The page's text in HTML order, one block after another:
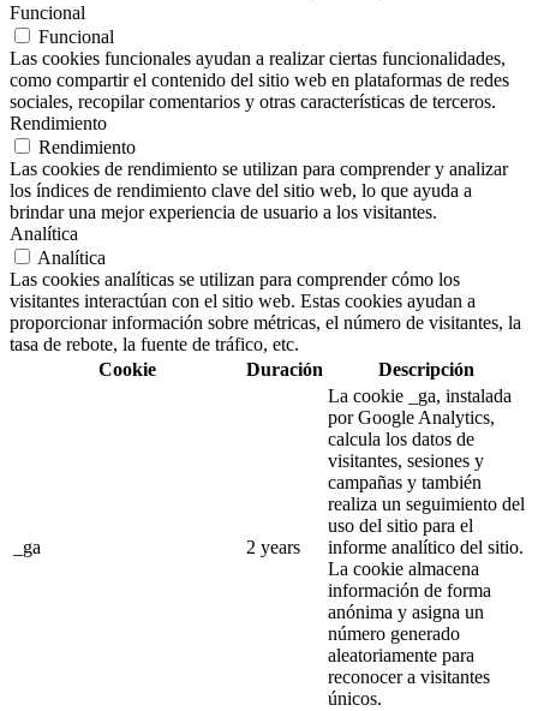
Funcional
Funcional
Las cookies funcionales ayudan a realizar ciertas funcionalidades,
como compartir el contenido del sitio web en plataformas de redes
sociales, recopilar comentarios y otras características de terceros.
Rendimiento
Rendimiento
Las cookies de rendimiento se utilizan para comprender y analizar
los índices de rendimiento clave del sitio web, lo que ayuda a
brindar una mejor experiencia de usuario a los visitantes.
Analítica
Analítica
Las cookies analíticas se utilizan para comprender cómo los
visitantes interactúan con el sitio web. Estas cookies ayudan a
proporcionar información sobre métricas, el número de visitantes, la
tasa de rebote, la fuente de tráfico, etc.
Cookie
Duración Descripción
_ga 2 years
La cookie _ga, instalada
por Google Analytics,
calcula los datos de
visitantes, sesiones y
campañas y también
realiza un seguimiento del
uso del sitio para el
informe analítico del sitio.
La cookie almacena
información de forma
anónima y asigna un
número generado
aleatoriamente para
reconocer a visitantes
únicos.